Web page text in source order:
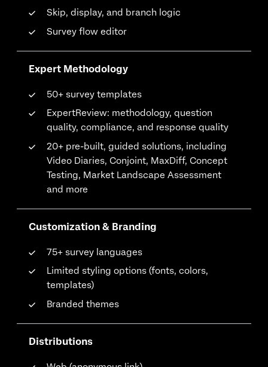
Skip, display, and branch logic
Survey flow editor
Expert Methodology
50+ survey templates
ExpertReview: methodology, question
quality, compliance, and response quality
20+ pre-built, guided solutions, including
Video Diaries, Conjoint, MaxDiff, Concept
Testing, Market Landscape Assessment
and more
Customization & Branding
75+ survey languages
Limited styling options (fonts, colors,
templates)
Branded themes
Distributions